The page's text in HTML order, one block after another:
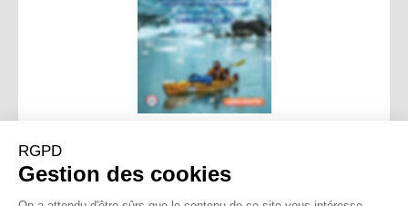
extrêmes